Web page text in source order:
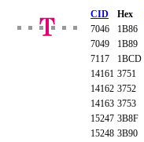
CID Hex
7046
1B86
7049
1B89
7117
1BCD
14161 3751
14162 3752
14163 3753
15247 3B8F
15248 3B90